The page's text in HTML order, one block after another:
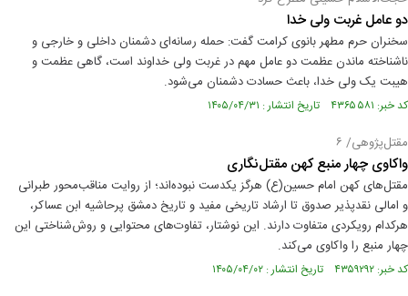
دو عامل غربت ولی خدا
سخنران حرم مطهر بانوی کرامت گفت: حمله رسانه‌ای دشمنان داخلی و خارجی و
ناشناخته ماندن عظمت دو عامل مهم در غربت ولی خداوند است، گاهی عظمت و
هیبت یک ولی خدا، باعث حسادت دشمنان می‌شود.
کد خبر: ۴۳۶۵۵۸۱ تاریخ انتشار : ۱۴۰۵/۰۴/۳۱
مقتل‌پژوهی/ ۶
واکاوی چهار منبع کهن مقتل‌نگاری
مقتل‌های کهن امام حسین(ع) هرگز یکدست نبوده‌اند؛ از روایت مناقب‌محور طبرانی
و امالی نقدپذیر صدوق تا ارشاد تاریخی مفید و تاریخ دمشق پرحاشیه ابن عساکر،
هرکدام رویکردی متفاوت دارند. این نوشتار، تفاوت‌های محتوایی و روش‌شناختی این
چهار منبع را واکاوی می‌کند.
کد خبر: ۴۳۵۹۲۹۲ تاریخ انتشار : ۱۴۰۵/۰۴/۰۲